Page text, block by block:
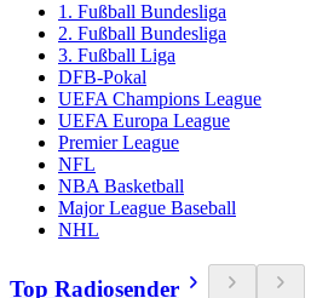
1. Fußball Bundesliga
2. Fußball Bundesliga
3. Fußball Liga
DFB-Pokal
UEFA Champions League
UEFA Europa League
Premier League
NFL
NBA Basketball
Major League Baseball
NHL
Top Radiosender